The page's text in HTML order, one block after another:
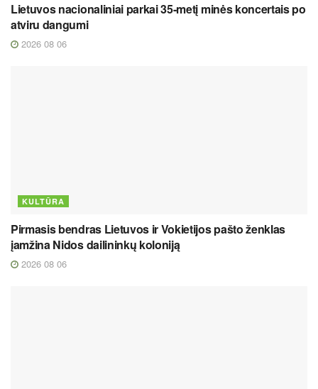
Lietuvos nacionaliniai parkai 35-metį minės koncertais po
atviru dangumi
2026 08 06
KULTŪRA
Pirmasis bendras Lietuvos ir Vokietijos pašto ženklas
įamžina Nidos dailininkų koloniją
2026 08 06